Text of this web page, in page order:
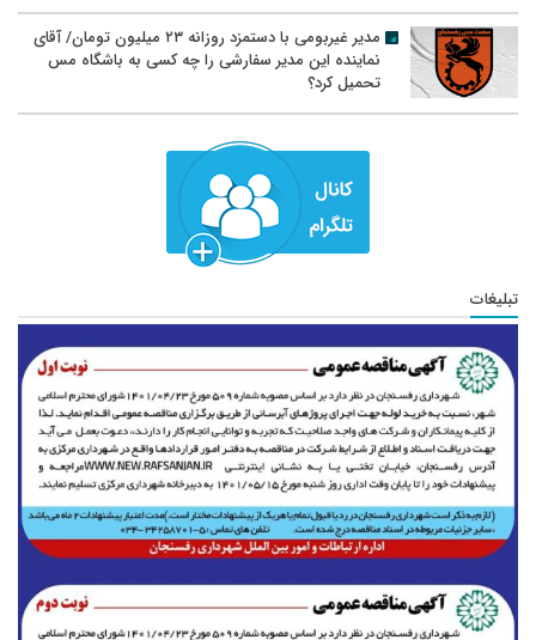
مدیر غیربومی با دستمزد روزانه ۲۳ میلیون تومان/ آقای
نماینده این مدیر سفارشی را چه کسی به باشگاه مس
تحمیل کرد؟
تبلیغات